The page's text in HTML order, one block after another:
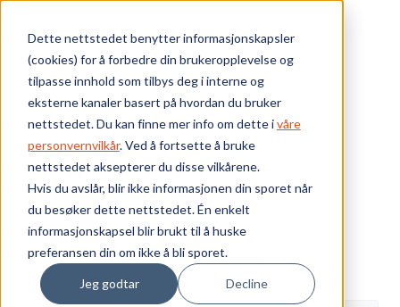
Dette nettstedet benytter informasjonskapsler
(cookies) for å forbedre din brukeropplevelse og
tilpasse innhold som tilbys deg i interne og
eksterne kanaler basert på hvordan du bruker
nettstedet. Du kan finne mer info om dette ivåre
personvernvilkår. Ved å fortsette å bruke
nettstedet aksepterer du disse vilkårene.
Hvis du avslår, blir ikke informasjonen din sporet når
du besøker dette nettstedet. Én enkelt
informasjonskapsel blir brukt til å huske
preferansen din om ikke å bli sporet.
Jeg godtar Decline
Skip to main content
Webshop Strømforsyninger Compact - XLP
Compact - XLP
Visning
Sorter
Bærekraft
Vi tilbyr
Ressurser
Om oss